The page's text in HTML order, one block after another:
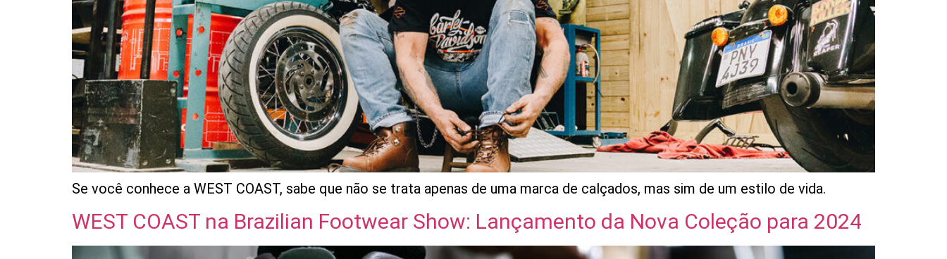
Se você conhece a WEST COAST, sabe que não se trata apenas de uma marca de calçados, mas sim de um estilo de vida.
WEST COAST na Brazilian Footwear Show: Lançamento da Nova Coleção para 2024